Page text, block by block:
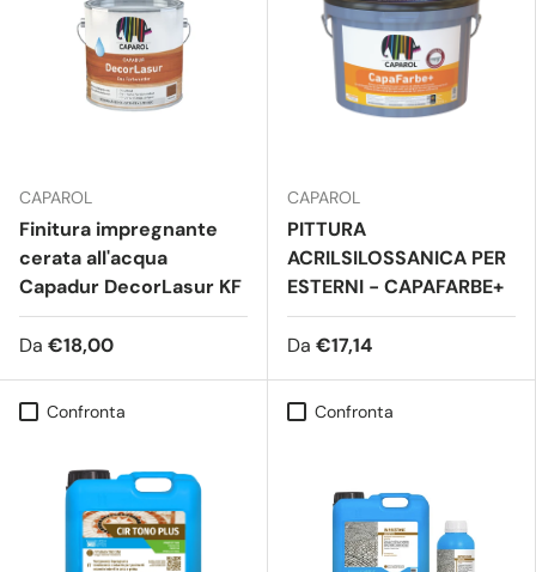
CAPAROL
Finitura impregnante
cerata all'acqua
Capadur DecorLasur KF
Da €18,00
CAPAROL
PITTURA
ACRILSILOSSANICA PER
ESTERNI - CAPAFARBE+
Da €17,14
Confronta Confronta